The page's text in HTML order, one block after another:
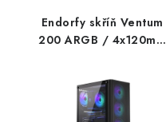
Endorfy skříň Ventum
200 ARGB / 4x120mm
2xUSB / tvrzené sklo /
černá EY2A014
SilentiumPC